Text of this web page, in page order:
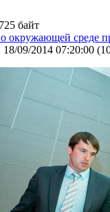
байт
окружающей среде
18/09/2014 07:20:00 (